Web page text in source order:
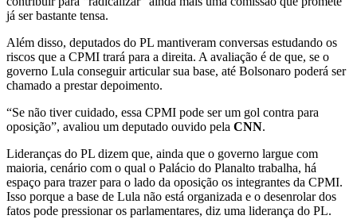
já ser bastante tensa.
Além disso, deputados do PL mantiveram conversas estudando os
riscos que a CPMI trará para a direita. A avaliação é de que, se o
governo Lula conseguir articular sua base, até Bolsonaro poderá ser
chamado a prestar depoimento.
“Se não tiver cuidado, essa CPMI pode ser um gol contra para
oposição”, avaliou um deputado ouvido pela CNN.
Lideranças do PL dizem que, ainda que o governo largue com
maioria, cenário com o qual o Palácio do Planalto trabalha, há
espaço para trazer para o lado da oposição os integrantes da CPMI.
Isso porque a base de Lula não está organizada e o desenrolar dos
fatos pode pressionar os parlamentares, diz uma liderança do PL.